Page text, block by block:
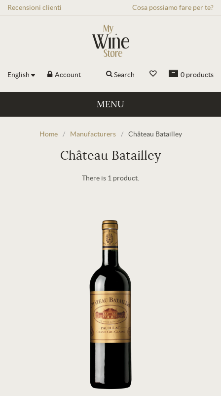
Recensioni clienti Cosa possiamo fare per te?
English Account 0 products
Search
MENU
Home / Manufacturers / Château Batailley
Château Batailley
There is 1 product.